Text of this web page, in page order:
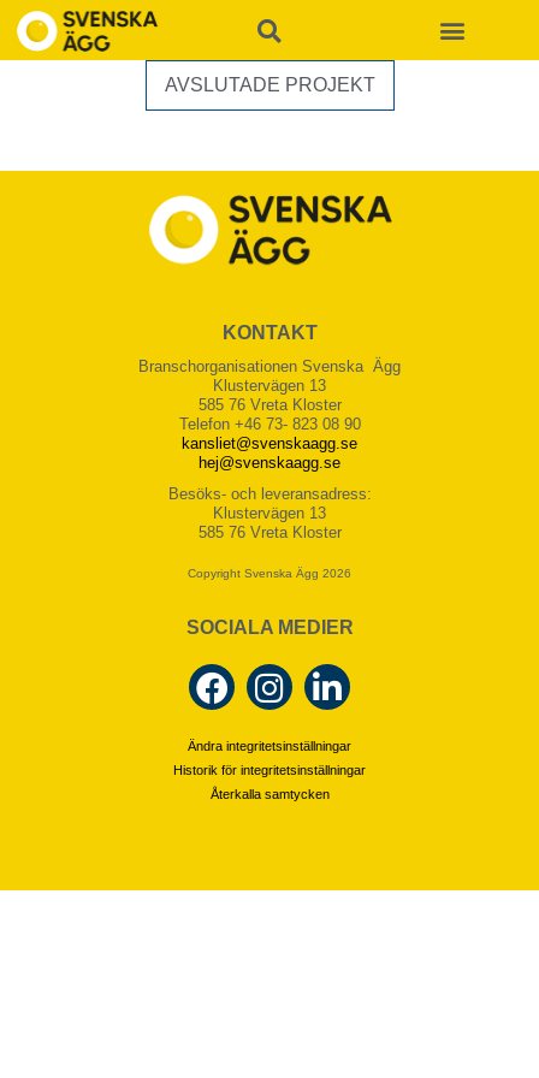
AVSLUTADE PROJEKT
KONTAKT
Branschorganisationen Svenska Ägg
Klustervägen 13
585 76 Vreta Kloster
Telefon +46 73- 823 08 90
kansliet@svenskaagg.se
hej@svenskaagg.se
Besöks- och leveransadress:
Klustervägen 13
585 76 Vreta Kloster
Copyright Svenska Ägg 2026
SOCIALA MEDIER
Ändra integritetsinställningar
Historik för integritetsinställningar
Återkalla samtycken